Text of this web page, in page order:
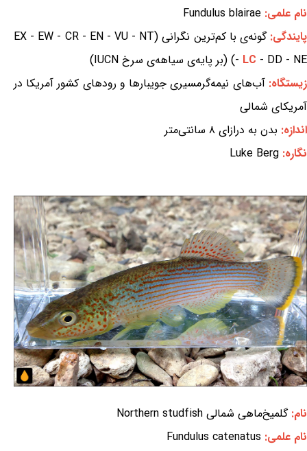
نام علمی: Fundulus blairae
پایندگی:
گونه‌ی با کم‌ترین نگرانی (EX - EW - CR - EN - VU - NT
- LC - DD - NE) (بر پایه‌ی سیاهه‌ی سرخ IUCN)
زیستگاه:آب‌های نیمه‌گرمسیری جویبارها و رودهای کشور آمریکا در
آمریکای شمالی
اندازه: بدن به درازای ۸ سانتی‌متر
نگاره: Luke Berg
نام:گلمیخ‌ماهی شمالی Northern studfish
نام علمی: Fundulus catenatus